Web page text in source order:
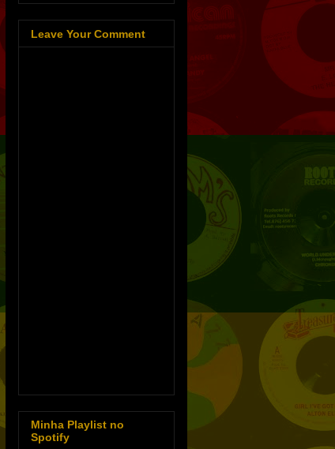
Leave Your Comment
Minha Playlist no
Spotify